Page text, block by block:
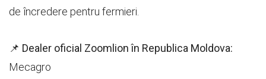
de încredere pentru fermieri.
📌 Dealer oficial Zoomlion în Republica Moldova:
Mecagro